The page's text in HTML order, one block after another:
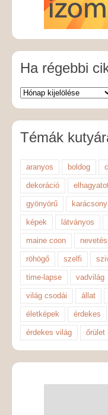
Ha régebbi
Témák
aranyos boldog
dekoráció
gyönyörű karácsony
képek látványos
maine coon nevetés
röhögő szelfi
time-lapse vadvilág
világ csodái állat
életképek érdekes
érdekes világ őrület